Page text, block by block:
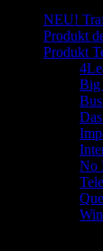
NEU!
Produkt
Produkt
Big
No